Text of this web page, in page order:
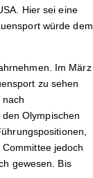
Hier sei eine
würde dem
Im März
zu sehen
Olympischen
jedoch
gewesen. Bis